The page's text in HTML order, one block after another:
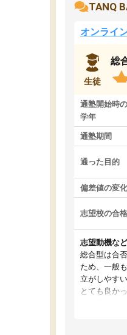
TANQ
オンライ
生徒
総
通塾開始時の
学年
通塾期間
通った目的
偏差値の変化
志望校の合格
志望動機な
総合型は合
ため、一般
立がしやす
とても良かっ
総合型の多
が、はたら